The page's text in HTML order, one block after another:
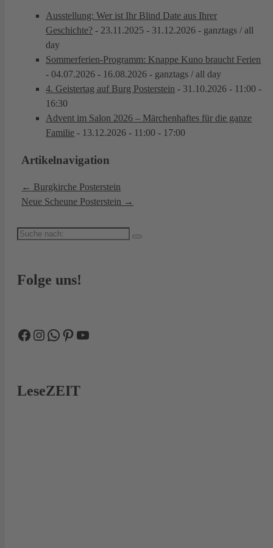
Ausstellung: Wer ist Ihr Blind Date aus Ihrer
Geschichte? - 23.11.2025 - 31.12.2026 - ganztags / all
day
Sommerferien-Programm: Knappe Kuno braucht Ferien
- 04.07.2026 - 16.08.2026 - ganztags / all day
4. Geistertag auf Burg Posterstein - 31.10.2026 - 11:00 -
16:30
Advent im Salon 2026 – Märchenhaftes für die ganze
Familie - 13.12.2026 - 11:00 - 17:00
Artikelnavigation
← Burgkirche Posterstein
Neue Scheune Posterstein →
Suche
Folge uns!
Facebook
Instagram
WhatsApp
Pinterest
YouTube
LeseZEIT